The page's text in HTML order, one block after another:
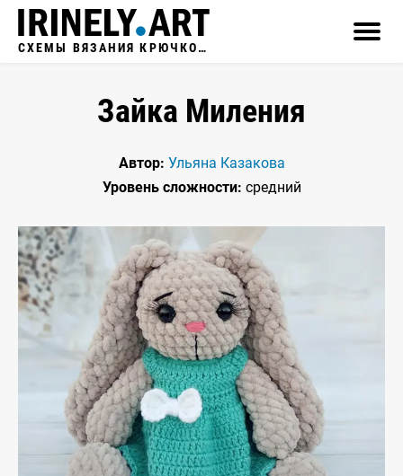
СХЕМЫ ВЯЗАНИЯ КРЮЧКОМ
Зайка Миления
Автор: Ульяна Казакова
Уровень сложности: средний